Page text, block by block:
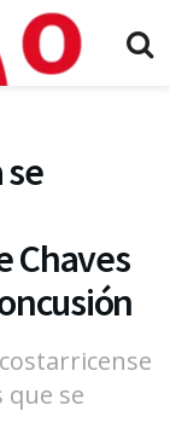
se
Chaves
que se